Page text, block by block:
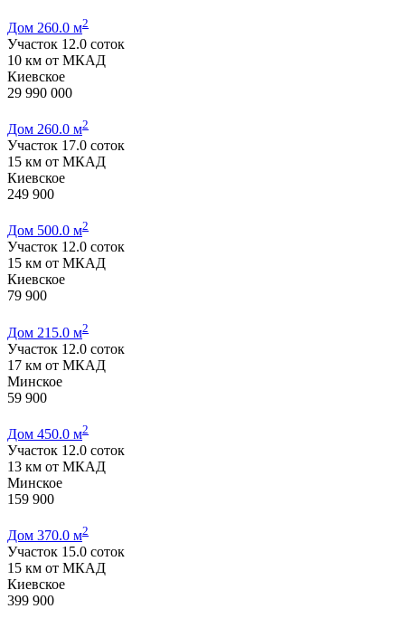
Дом 260.0 м2
Участок 12.0 соток
10 км от МКАД
Киевское
29 990 000
Дом 260.0 м2
Участок 17.0 соток
15 км от МКАД
Киевское
249 900
Дом 500.0 м2
Участок 12.0 соток
15 км от МКАД
Киевское
79 900
Дом 215.0 м2
Участок 12.0 соток
17 км от МКАД
Минское
59 900
Дом 450.0 м2
Участок 12.0 соток
13 км от МКАД
Минское
159 900
Дом 370.0 м2
Участок 15.0 соток
15 км от МКАД
Киевское
399 900